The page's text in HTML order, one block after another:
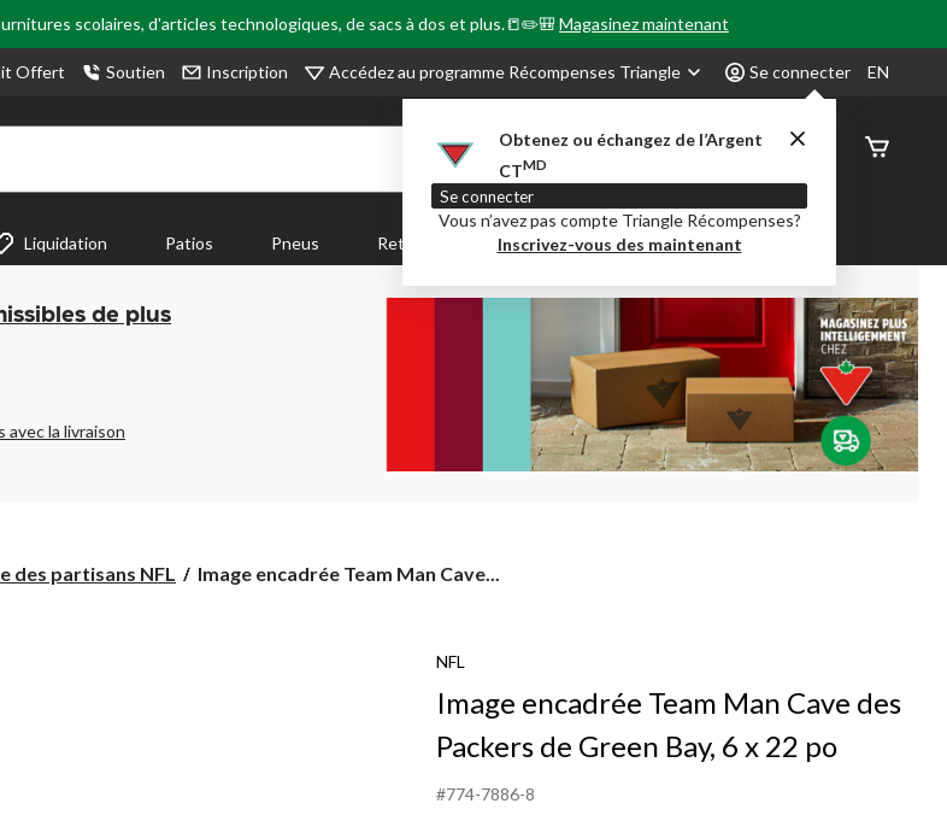
scolaires, d'articles technologiques, de sacs à dos et plus.📒✏️🎒Magasinez maintenant
Offert Soutien Inscription Accédez au programme Récompenses Triangle Se connecter
Obtenez ou échangez de l’Argent
CTMD
Se connecter
Vous n’avez pas compte Triangle Récompenses?
Inscrivez-vous des maintenant
EN
État de
Liquidation Patios Pneus Retour en Classe Party City Centre-auto
de plus
avec la livraison
des partisans NFL
Image
Image encadrée Team Man Cave...
NFL
Image encadrée Team Man Cave des
Packers de Green Bay, 6 x 22 po
#774-7886-8